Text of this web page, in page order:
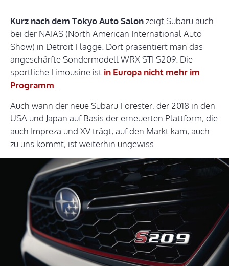
Kurz nach dem Tokyo Auto Salonzeigt Subaru auch
bei der NAIAS (North American International Auto
Show) in Detroit Flagge. Dort präsentiert man das
angeschärfte Sondermodell WRX STI S209. Die
sportliche Limousine ist in Europa nicht mehr im
Programm .
Auch wann der neue Subaru Forester, der 2018 in den
USA und Japan auf Basis der erneuerten Plattform, die
auch Impreza und XV trägt, auf den Markt kam, auch
zu uns kommt, ist weiterhin ungewiss.